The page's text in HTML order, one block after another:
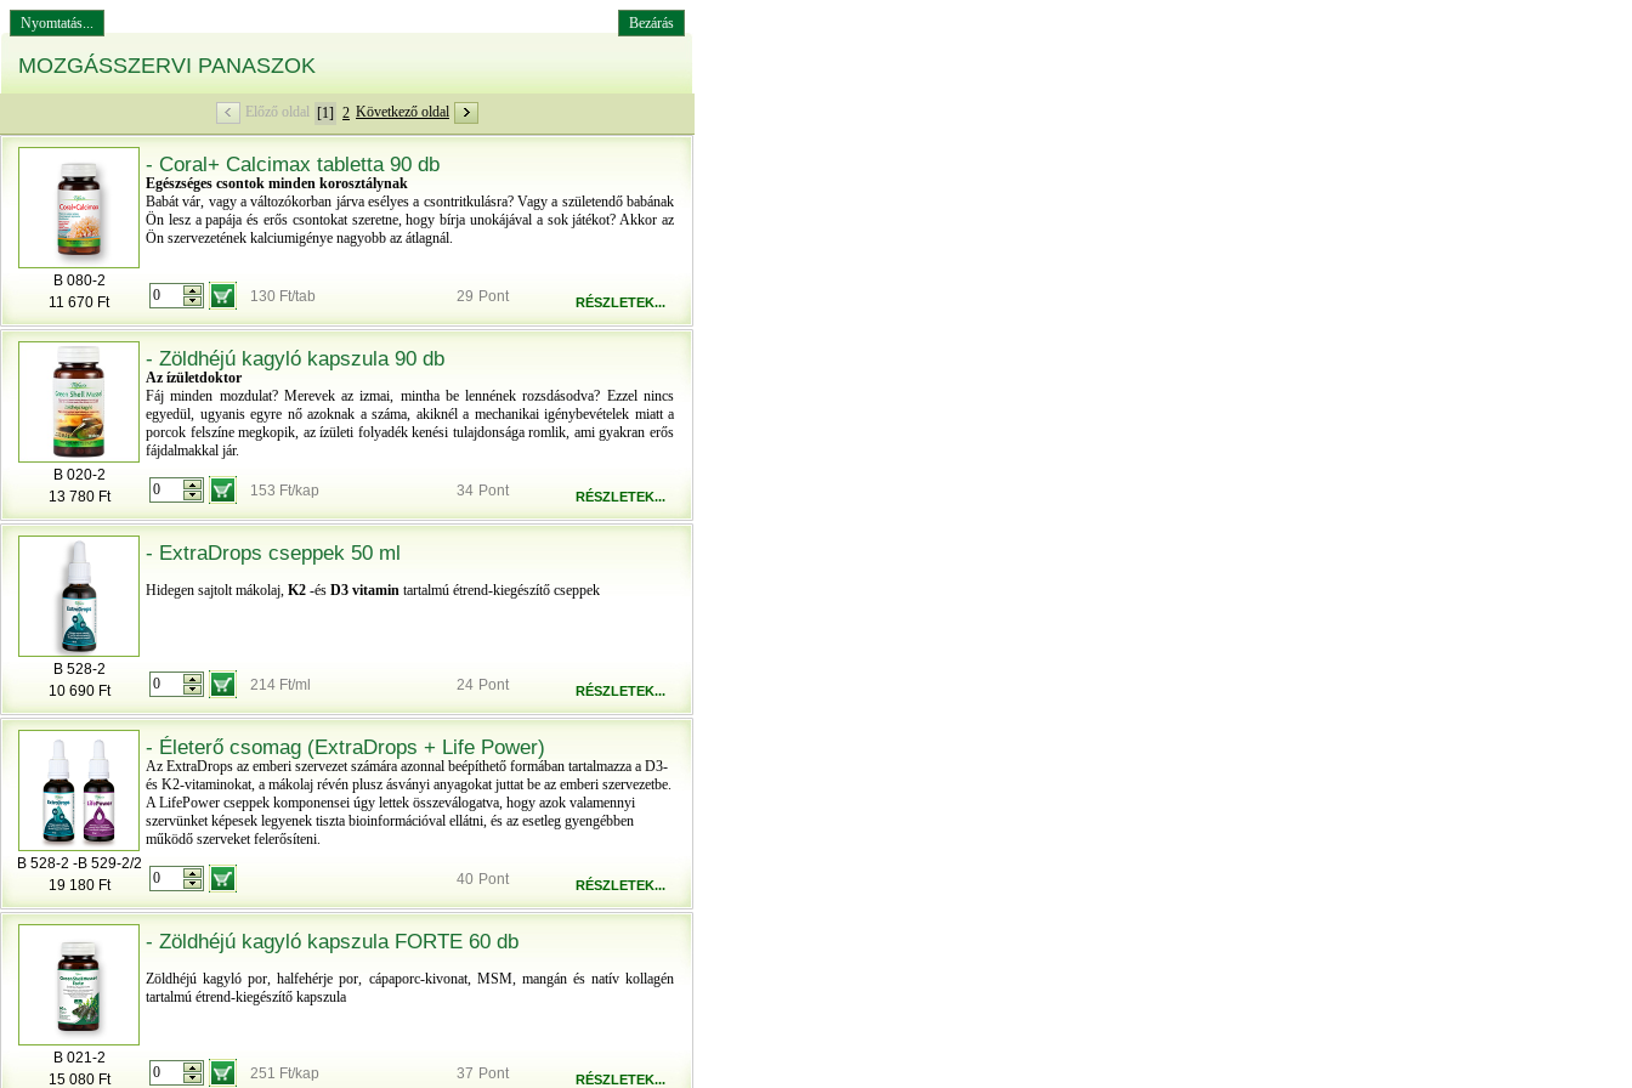
Nyomtatás... Bezárás
MOZGÁSSZERVI PANASZOK
Előző oldal [1] 2 Következő oldal
B 080-2
11 670 Ft
- Coral+ Calcimax tabletta 90 db
Egészséges csontok minden korosztálynak
Babát vár, vagy a változókorban járva esélyes a csontritkulásra? Vagy a születendő babának
Ön lesz a papája és erős csontokat szeretne, hogy bírja unokájával a sok játékot? Akkor az
Ön szervezetének kalciumigénye nagyobb az átlagnál.
130 Ft/tab 29 Pont RÉSZLETEK...
B 020-2
13 780 Ft
- Zöldhéjú kagyló kapszula 90 db
Az ízületdoktor
Fáj minden mozdulat? Merevek az izmai, mintha be lennének rozsdásodva? Ezzel nincs
egyedül, ugyanis egyre nő azoknak a száma, akiknél a mechanikai igénybevételek miatt a
porcok felszíne megkopik, az ízületi folyadék kenési tulajdonsága romlik, ami gyakran erős
fájdalmakkal jár.
153 Ft/kap 34 Pont RÉSZLETEK...
B 528-2
10 690 Ft
- ExtraDrops cseppek 50 ml
Hidegen sajtolt mákolaj, K2 -és D3 vitamin tartalmú étrend-kiegészítő cseppek
214 Ft/ml 24 Pont RÉSZLETEK...
B 528-2 -B 529-2/2
19 180 Ft
- Életerő csomag (ExtraDrops + Life Power)
Az ExtraDrops az emberi szervezet számára azonnal beépíthető formában tartalmazza a D3-
és K2-vitaminokat, a mákolaj révén plusz ásványi anyagokat juttat be az emberi szervezetbe.
A LifePower cseppek komponensei úgy lettek összeválogatva, hogy azok valamennyi
szervünket képesek legyenek tiszta bioinformációval ellátni, és az esetleg gyengébben
működő szerveket felerősíteni.
40 Pont RÉSZLETEK...
B 021-2
15 080 Ft
- Zöldhéjú kagyló kapszula FORTE 60 db
Zöldhéjú kagyló por, halfehérje por, cápaporc-kivonat, MSM, mangán és natív kollagén
tartalmú étrend-kiegészítő kapszula
251 Ft/kap 37 Pont RÉSZLETEK...